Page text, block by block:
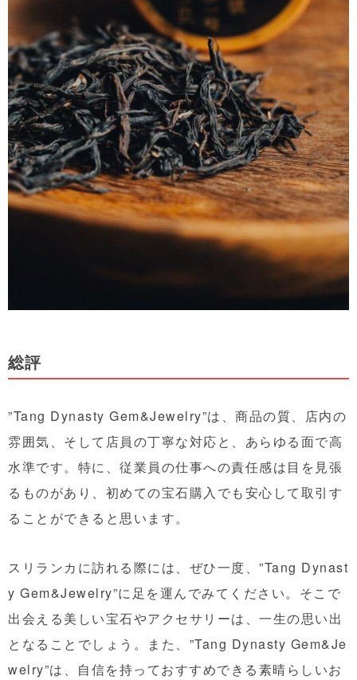
総評
”Tang Dynasty Gem&Jewelry”は、商品の質、店内の
雰囲気、そして店員の丁寧な対応と、あらゆる面で高
水準です。特に、従業員の仕事への責任感は目を見張
るものがあり、初めての宝石購入でも安心して取引す
ることができると思います。
スリランカに訪れる際には、ぜひ一度、”Tang Dynast
y Gem&Jewelry”に足を運んでみてください。そこで
出会える美しい宝石やアクセサリーは、一生の思い出
となることでしょう。また、”Tang Dynasty Gem&Je
welry”は、自信を持っておすすめできる素晴らしいお